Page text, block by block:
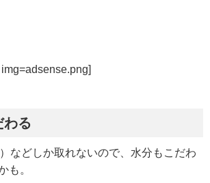
わる
などしか取れないので、水分もこだわ
も。